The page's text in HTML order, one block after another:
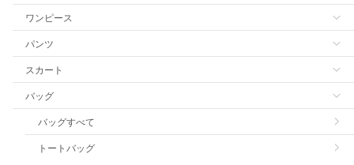
ワンピース
パンツ
スカート
バッグ
バッグすべて
トートバッグ